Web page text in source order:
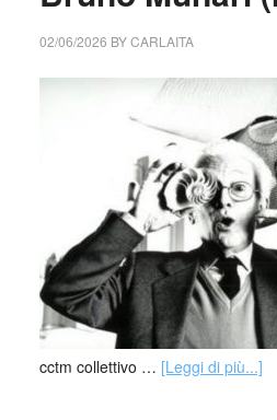
02/06/2026 BYCARLAITA
cctm collettivo … [Leggi di più...]